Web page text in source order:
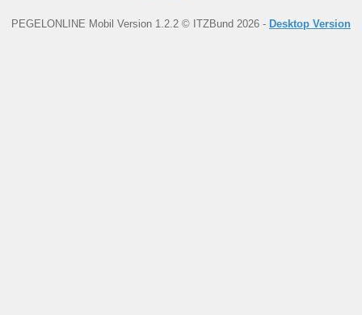
PEGELONLINE Mobil Version 1.2.2 © ITZBund 2026 - Desktop Version